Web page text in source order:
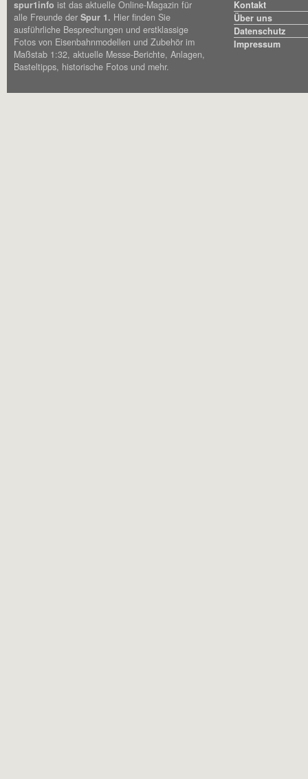
spur1info ist das aktuelle Online-Magazin für
alle Freunde der Spur 1. Hier finden Sie
ausführliche Besprechungen und erstklassige
Fotos von Eisenbahnmodellen und Zubehör im
Maßstab 1:32, aktuelle Messe-Berichte, Anlagen,
Basteltipps, historische Fotos und mehr.
Kontakt
Über uns
Datenschutz
Impressum